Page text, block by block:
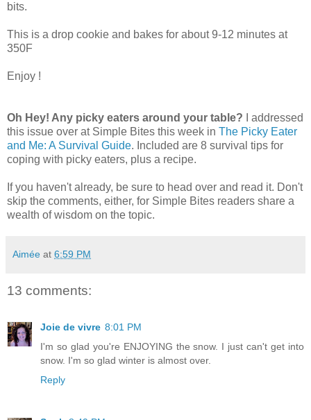
bits.
This is a drop cookie and bakes for about 9-12 minutes at
350F
Enjoy !
Oh Hey! Any picky eaters around your table? I addressed
this issue over at Simple Bites this week in The Picky Eater
and Me: A Survival Guide. Included are 8 survival tips for
coping with picky eaters, plus a recipe.
If you haven't already, be sure to head over and read it. Don't
skip the comments, either, for Simple Bites readers share a
wealth of wisdom on the topic.
Aimée at 6:59 PM
13 comments:
Joie de vivre 8:01 PM
I'm so glad you're ENJOYING the snow. I just can't get into
snow. I'm so glad winter is almost over.
Reply